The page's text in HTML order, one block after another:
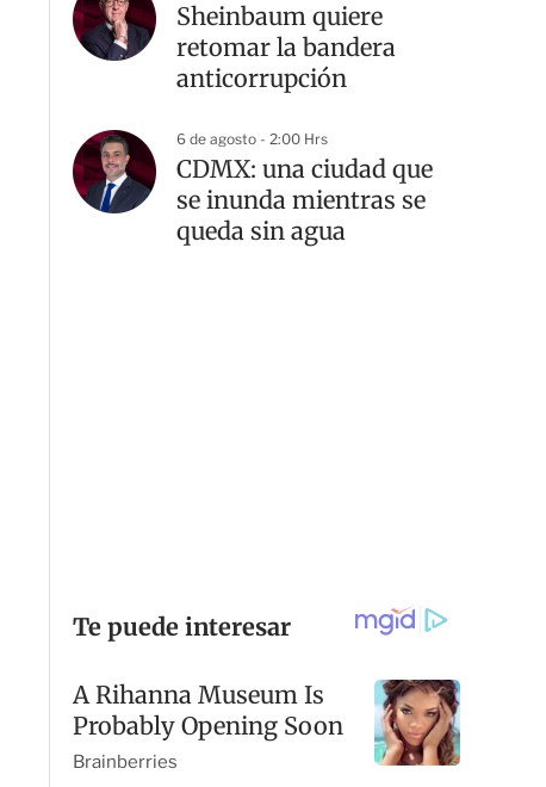
Sheinbaum quiere
retomar la bandera
anticorrupción
6 de agosto - 2:00 Hrs
CDMX: una ciudad que
se inunda mientras se
queda sin agua